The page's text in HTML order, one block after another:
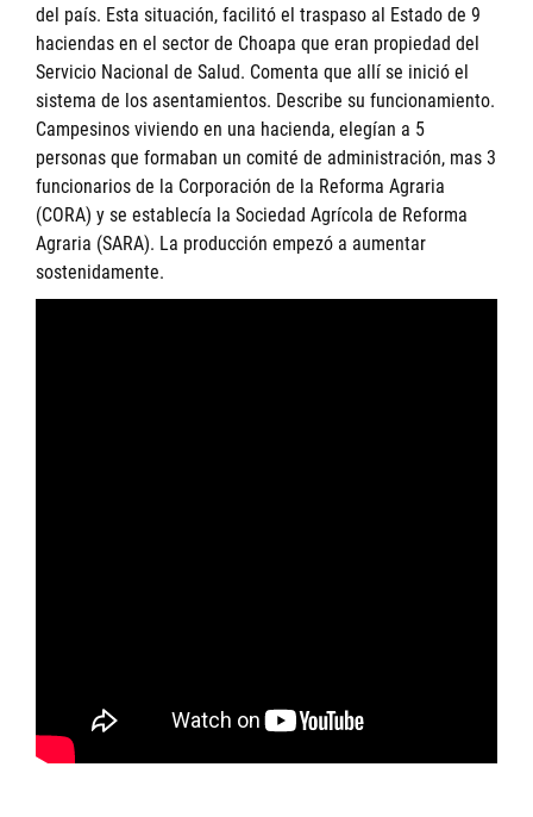
del país. Esta situación, facilitó el traspaso al Estado de 9
haciendas en el sector de Choapa que eran propiedad del
Servicio Nacional de Salud. Comenta que allí se inició el
sistema de los asentamientos. Describe su funcionamiento.
Campesinos viviendo en una hacienda, elegían a 5
personas que formaban un comité de administración, mas 3
funcionarios de la Corporación de la Reforma Agraria
(CORA) y se establecía la Sociedad Agrícola de Reforma
Agraria (SARA). La producción empezó a aumentar
sostenidamente.